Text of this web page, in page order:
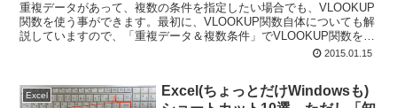
重複データがあって、複数の条件を指定したい場合でも、VLOOKUP
関数を使う事ができます。最初に、VLOOKUP関数自体についても解
説していますので、「重複データ＆複数条件」でVLOOKUP関数を使
2015.01.15
Excel
Excel(ちょっとだけWindowsも)